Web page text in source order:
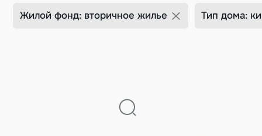
Жилой фонд: вторичное жилье Тип дома: